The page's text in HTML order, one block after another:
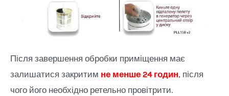
Після завершення обробки приміщення має
залишатися закритим не менше 24 годин, після
чого його необхідно ретельно провітрити.